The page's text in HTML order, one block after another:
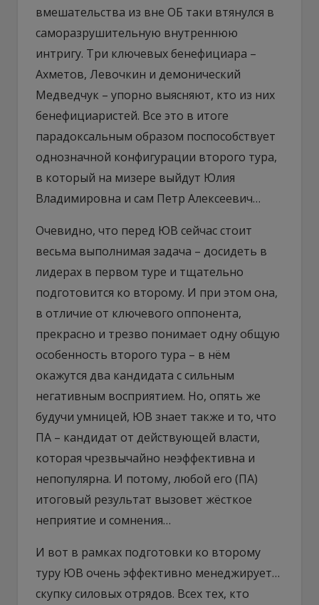
вмешательства из вне ОБ таки втянулся в
саморазрушительную внутреннюю
интригу. Три ключевых бенефициара –
Ахметов, Левочкин и демонический
Медведчук – упорно выясняют, кто из них
бенефициаристей. Все это в итоге
парадоксальным образом поспособствует
однозначной конфигурации второго тура,
в который на мизере выйдут Юлия
Владимировна и сам Петр Алексеевич…
Очевидно, что перед ЮВ сейчас стоит
весьма выполнимая задача – досидеть в
лидерах в первом туре и тщательно
подготовится ко второму. И при этом она,
в отличие от ключевого оппонента,
прекрасно и трезво понимает одну общую
особенность второго тура – в нём
окажутся два кандидата с сильным
негативным восприятием. Но, опять же
будучи умницей, ЮВ знает также и то, что
ПА – кандидат от действующей власти,
которая чрезвычайно неэффективна и
непопулярна. И потому, любой его (ПА)
итоговый результат вызовет жёсткое
неприятие и сомнения…
И вот в рамках подготовки ко второму
туру ЮВ очень эффективно менеджирует…
скупку силовых отрядов. Всех тех, кто